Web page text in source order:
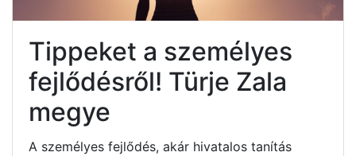
Tippeket a személyes
fejlődésről! Türje Zala
megye
A személyes fejlődés, akár hivatalos tanítás